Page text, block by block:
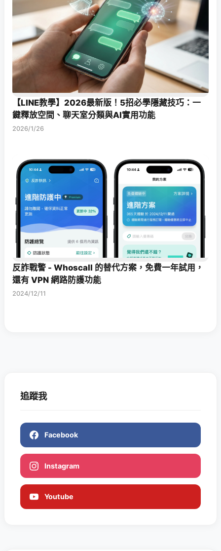
【LINE教學】2026最新版！5招必學隱藏技巧：一
鍵釋放空間、聊天室分類與AI實用功能
2026/1/26
反詐戰警 - Whoscall 的替代方案，免費一年試用，
還有 VPN 網路防護功能
2024/12/11
追蹤我
Facebook
Instagram
Youtube